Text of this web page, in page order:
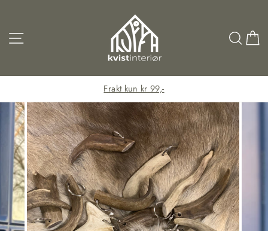
innhold
Søk
Frakt kun kr 99,-